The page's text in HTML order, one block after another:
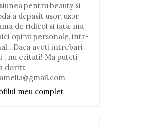
pentru beauty si
a depasit usor, usor
de ridicol si iata-ma
opinii personale, intr-
aveti intrebari
, nu ezitati! Ma puteti
doriti:
meu complet